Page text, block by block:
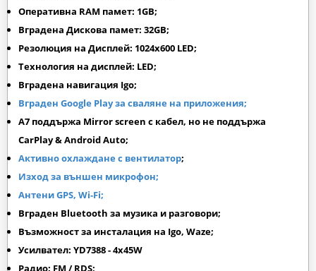
Оперативна RAM памет: 1GB;
Вградена Дискова памет: 32GB;
Резолюция на Дисплей: 1024х600 LED;
Технология на дисплей: LED;
Вградена навигация Igo;
Вграден Google Play за сваляне на приложения;
A7 поддържа Mirror screen с кабел, но не поддържа
CarPlay & Android Auto;
Активно охлаждане с вентилатор;
Изход за външен микрофон;
Антени GPS, Wi-Fi;
Вграден Bluetooth за музика и разговори;
Възможност за инсталация на Igo, Waze;
Усилвател: YD7388 - 4x45W
Радио: FM / RDS;